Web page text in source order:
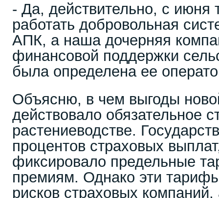
- Да, действительно, с июня
работать добровольная
АПК, а наша дочерняя
финансовой поддержки
была определена ее
Объясню, в чем выгоды
действовало обязательное
растениеводстве.
процентов страховых
фиксировало предельные
премиям. Однако эти
рисков страховых